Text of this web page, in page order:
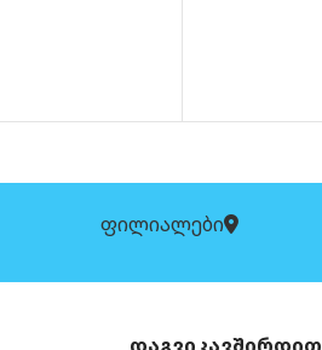
ფილიალები